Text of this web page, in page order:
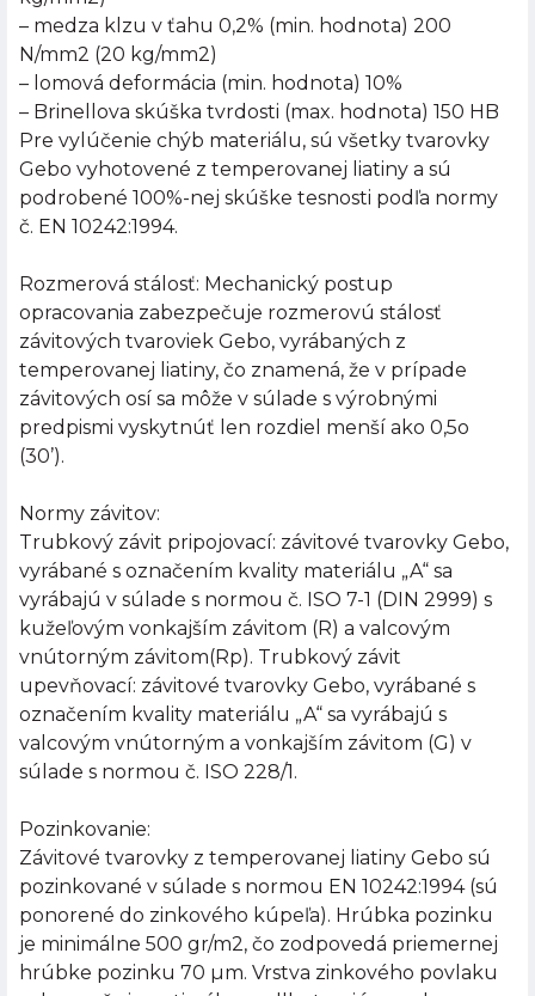
– medza klzu v ťahu 0,2% (min. hodnota) 200
N/mm2 (20 kg/mm2)
– lomová deformácia (min. hodnota) 10%
– Brinellova skúška tvrdosti (max. hodnota) 150 HB
Pre vylúčenie chýb materiálu, sú všetky tvarovky
Gebo vyhotovené z temperovanej liatiny a sú
podrobené 100%-nej skúške tesnosti podľa normy
č. EN 10242:1994.
Rozmerová stálosť: Mechanický postup
opracovania zabezpečuje rozmerovú stálosť
závitových tvaroviek Gebo, vyrábaných z
temperovanej liatiny, čo znamená, že v prípade
závitových osí sa môže v súlade s výrobnými
predpismi vyskytnúť len rozdiel menší ako 0,5o
(30’).
Normy závitov:
Trubkový závit pripojovací: závitové tvarovky Gebo,
vyrábané s označením kvality materiálu „A“ sa
vyrábajú v súlade s normou č. ISO 7-1 (DIN 2999) s
kužeľovým vonkajším závitom (R) a valcovým
vnútorným závitom(Rp). Trubkový závit
upevňovací: závitové tvarovky Gebo, vyrábané s
označením kvality materiálu „A“ sa vyrábajú s
valcovým vnútorným a vonkajším závitom (G) v
súlade s normou č. ISO 228/1.
Pozinkovanie:
Závitové tvarovky z temperovanej liatiny Gebo sú
pozinkované v súlade s normou EN 10242:1994 (sú
ponorené do zinkového kúpeľa). Hrúbka pozinku
je minimálne 500 gr/m2, čo zodpovedá priemernej
hrúbke pozinku 70 µm. Vrstva zinkového povlaku